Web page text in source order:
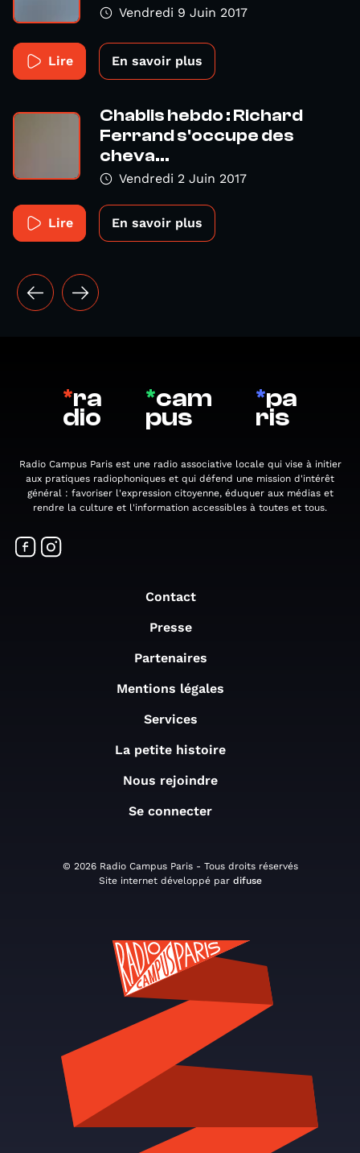
Vendredi 9 Juin 2017
Lire En savoir plus
Chablis hebdo : Richard
Ferrand s'occupe des
cheva...
Vendredi 2 Juin 2017
Lire En savoir plus
*ra
dio
*cam
pus
*pa
ris
Radio Campus Paris est une radio associative locale qui vise à initier
aux pratiques radiophoniques et qui défend une mission d'intérêt
général : favoriser l'expression citoyenne, éduquer aux médias et
rendre la culture et l'information accessibles à toutes et tous.
Contact
Presse
Partenaires
Mentions légales
Services
La petite histoire
Nous rejoindre
Se connecter
© 2026 Radio Campus Paris - Tous droits réservés
Site internet développé par difuse